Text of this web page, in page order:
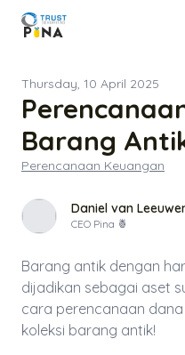
Thursday, 10 April 2025
Barang
Perencanaan Keuangan
Daniel van
CEO Pina 🍍
Barang antik dengan
dijadikan sebagai aset
cara perencanaan
koleksi barang antik!